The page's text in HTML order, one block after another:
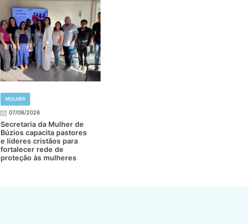
MULHER
07/08/2026
Secretaria da Mulher de
Búzios capacita pastores
e líderes cristãos para
fortalecer rede de
proteção às mulheres